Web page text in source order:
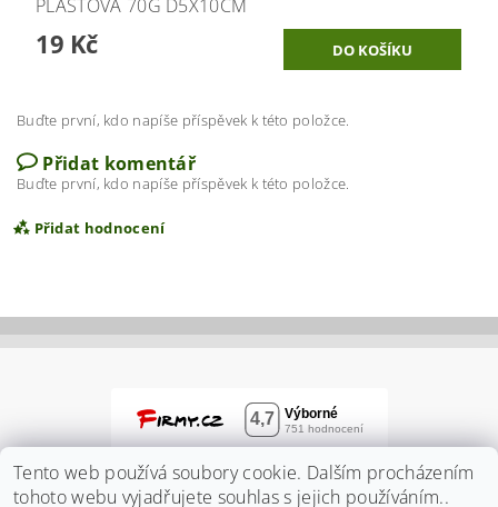
PLASTOVÁ 70G D5X10CM
19 Kč
Buďte první, kdo napíše příspěvek k této položce.
Přidat komentář
Buďte první, kdo napíše příspěvek k této položce.
Přidat hodnocení
Tento web používá soubory cookie. Dalším procházením
tohoto webu vyjadřujete souhlas s jejich používáním..